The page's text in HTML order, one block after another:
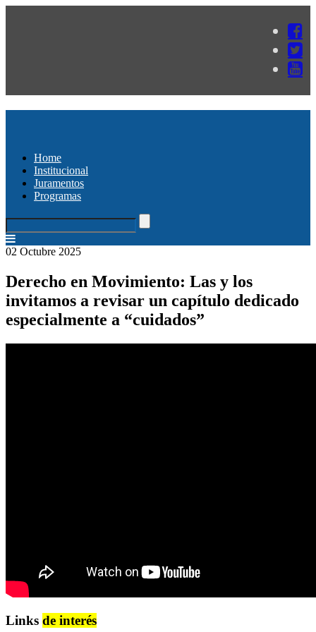
Home
Institucional
Juramentos
Programas
02 Octubre 2025
Derecho en Movimiento: Las y los
invitamos a revisar un capítulo dedicado
especialmente a “cuidados”
Links de interés